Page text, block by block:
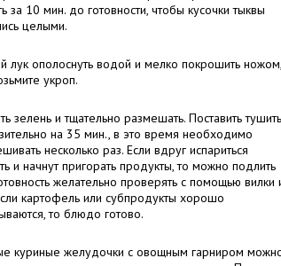
за 10 мин. до готовности, чтобы кусочки тыквы
целыми.
лук ополоснуть водой и мелко покрошить ножом,
укроп.
зелень и тщательно размешать. Поставить
на 35 мин., в это время необходимо
несколько раз. Если вдруг испариться
и начнут пригорать продукты, то можно подлить
желательно проверять с помощью вилки
картофель или субпродукты хорошо
то блюдо готово.
куриные желудочки с овощным гарниром